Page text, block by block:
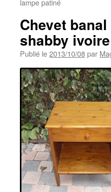
lampe patiné
Chevet
shabby
Publié le2013/10/08par